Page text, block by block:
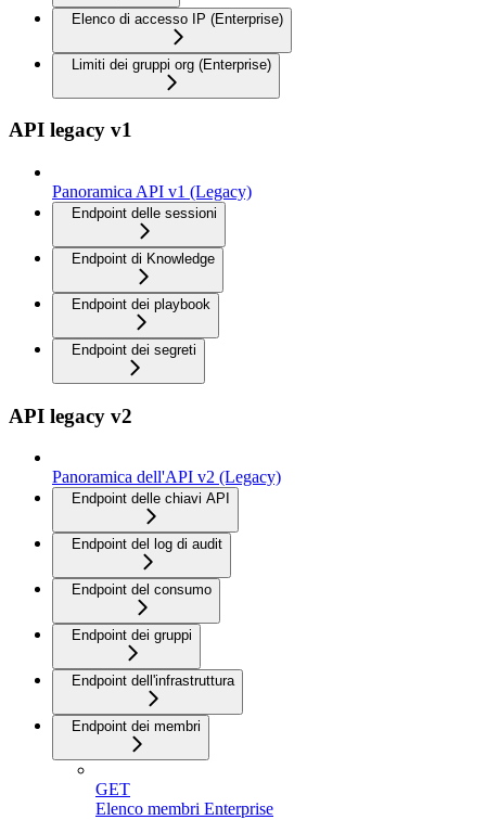
Elenco di accesso IP (Enterprise)
Limiti dei gruppi org (Enterprise)
API legacy v1
Panoramica API v1 (Legacy)
Endpoint delle sessioni
Endpoint di Knowledge
Endpoint dei playbook
Endpoint dei segreti
API legacy v2
Panoramica dell'API v2 (Legacy)
Endpoint delle chiavi API
Endpoint del log di audit
Endpoint del consumo
Endpoint dei gruppi
Endpoint dell'infrastruttura
Endpoint dei membri
GET
Elenco membri Enterprise